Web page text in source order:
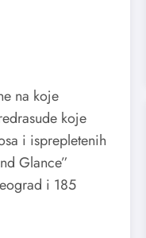
na koje
koje
i isprepletenih
Glance”
i 185